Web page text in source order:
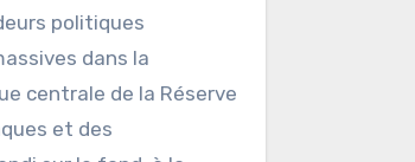
politiques
dans la
centrale de la Réserve
et des